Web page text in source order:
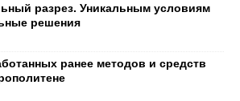
разрез. Уникальным условиям
решения
ранее методов и средств